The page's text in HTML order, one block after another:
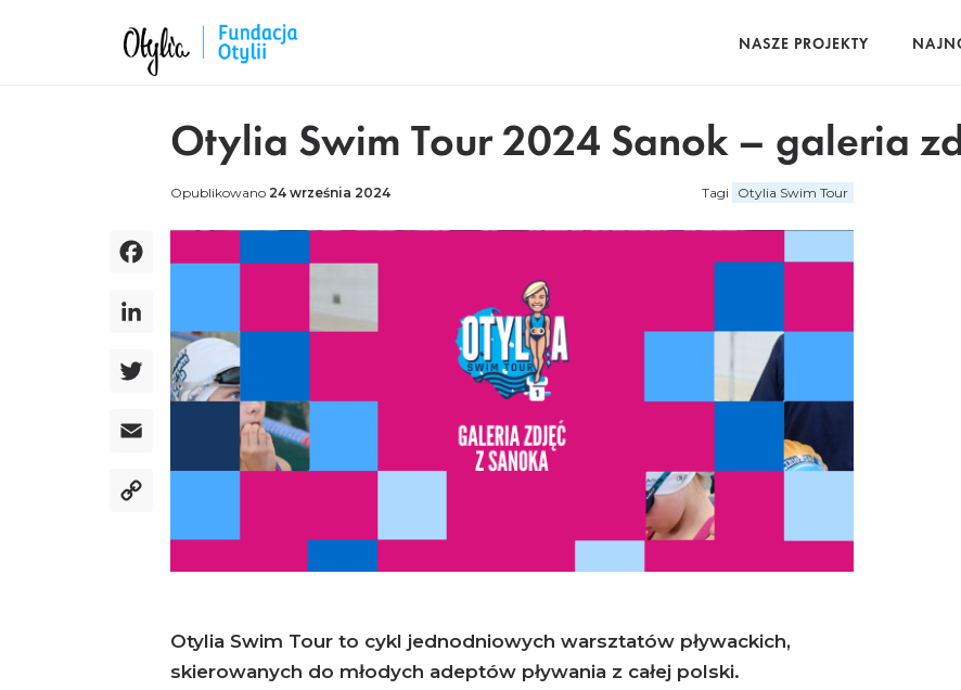
NASZE PROJEKTY
Otylia Swim Tour 2024 Sanok – galeria
Opublikowano 24 września 2024 Tagi Otylia Swim Tour
Facebook
Twitter
Email
Otylia Swim Tour to cykl jednodniowych warsztatów pływackich,
skierowanych do młodych adeptów pływania z całej polski.